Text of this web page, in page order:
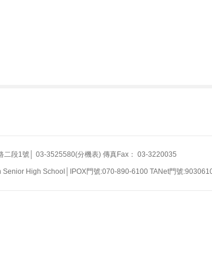
二段1號│ 03-3525580(分機表) 傳真Fax： 03-3220035
High School│IPOX門號:070-890-6100 TANet門號